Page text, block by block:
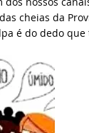
cheias da
é do dedo